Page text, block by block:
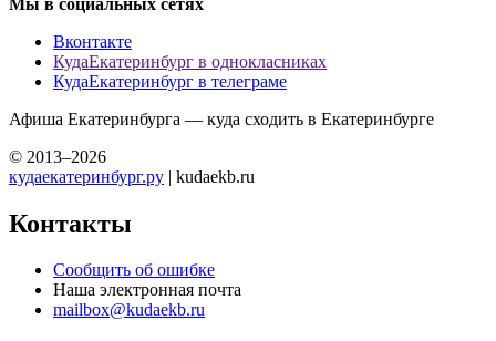
Вконтакте
КудаЕкатеринбург в однокласниках
КудаЕкатеринбург в телеграме
Афиша Екатеринбурга — куда сходить в Екатеринбурге
© 2013–2026
кудаекатеринбург.ру | kudaekb.ru
Контакты
Сообщить об ошибке
Наша электронная почта
mailbox@kudaekb.ru